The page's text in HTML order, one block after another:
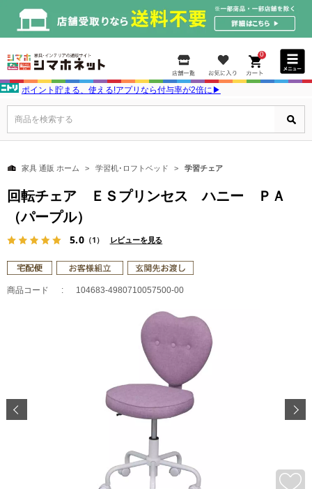
0
ポイント貯まる、使える!アプリなら付与率が2倍に▶
商品を検索する
家具 通販 ホーム 学習机･ロフトベッド 学習チェア
回転チェア ＥＳプリンセス ハニー ＰＡ
（パープル）
5.0（1） レビューを見る
商品コード 104683-4980710057500-00